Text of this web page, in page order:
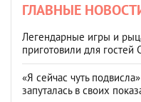
ГЛАВНЫЕ
Легендарные игры и
приготовили для гостей
«Я сейчас чуть
запуталась в своих